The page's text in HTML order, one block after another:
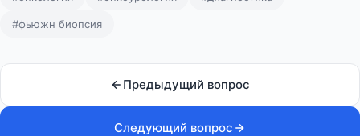
#фьюжн биопсия
Предыдущий вопрос
Следующий вопрос